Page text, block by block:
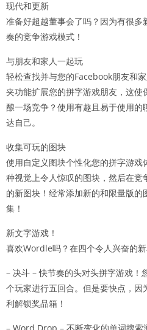
现代和更新
准备好超越董事会了吗？因为有很
奏的竞争游戏模式！
与朋友和家人一起玩
轻松查找并与您的Facebook朋友和
夹功能扩展您的拼字游戏朋友，这
酿一场竞争？使用有趣且易于使用
达自己。
收集可玩的图块
使用自定义图块个性化您的拼字游
种视觉上令人惊叹的图块，然后在
的新图块！经常添加新的和限量版
集！
新文字游戏！
喜欢Wordle吗？在四个令人兴奋的
– 决斗 – 快节奏的头对头拼字游戏！
个玩家进行五回合。但是要快点，
利解锁奖品箱！
– Word Drop – 不断变化的单词搜索